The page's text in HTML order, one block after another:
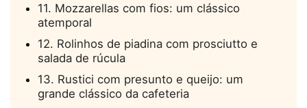
11. Mozzarellas com fios: um clássico
atemporal
12. Rolinhos de piadina com prosciutto e
salada de rúcula
13. Rustici com presunto e queijo: um
grande clássico da cafeteria